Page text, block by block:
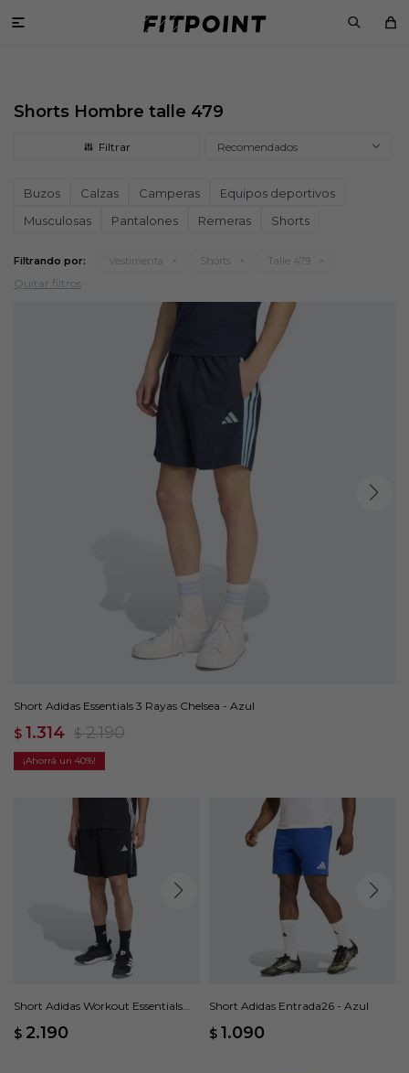

Shorts Hombre talle 479
Recomendados
Buzos Calzas Camperas
Equipos deportivos
Musculosas
Pantalones Remeras Shorts
Filtrando por: Vestimenta Shorts Talle 479
Quitar filtros
Short Adidas Essentials 3 Rayas Chelsea - Azul
$ 1.314 $ 2.190
40
Short Adidas Workout Essentials
$ 2.190
Short Adidas Entrada26 - Azul
$ 1.090